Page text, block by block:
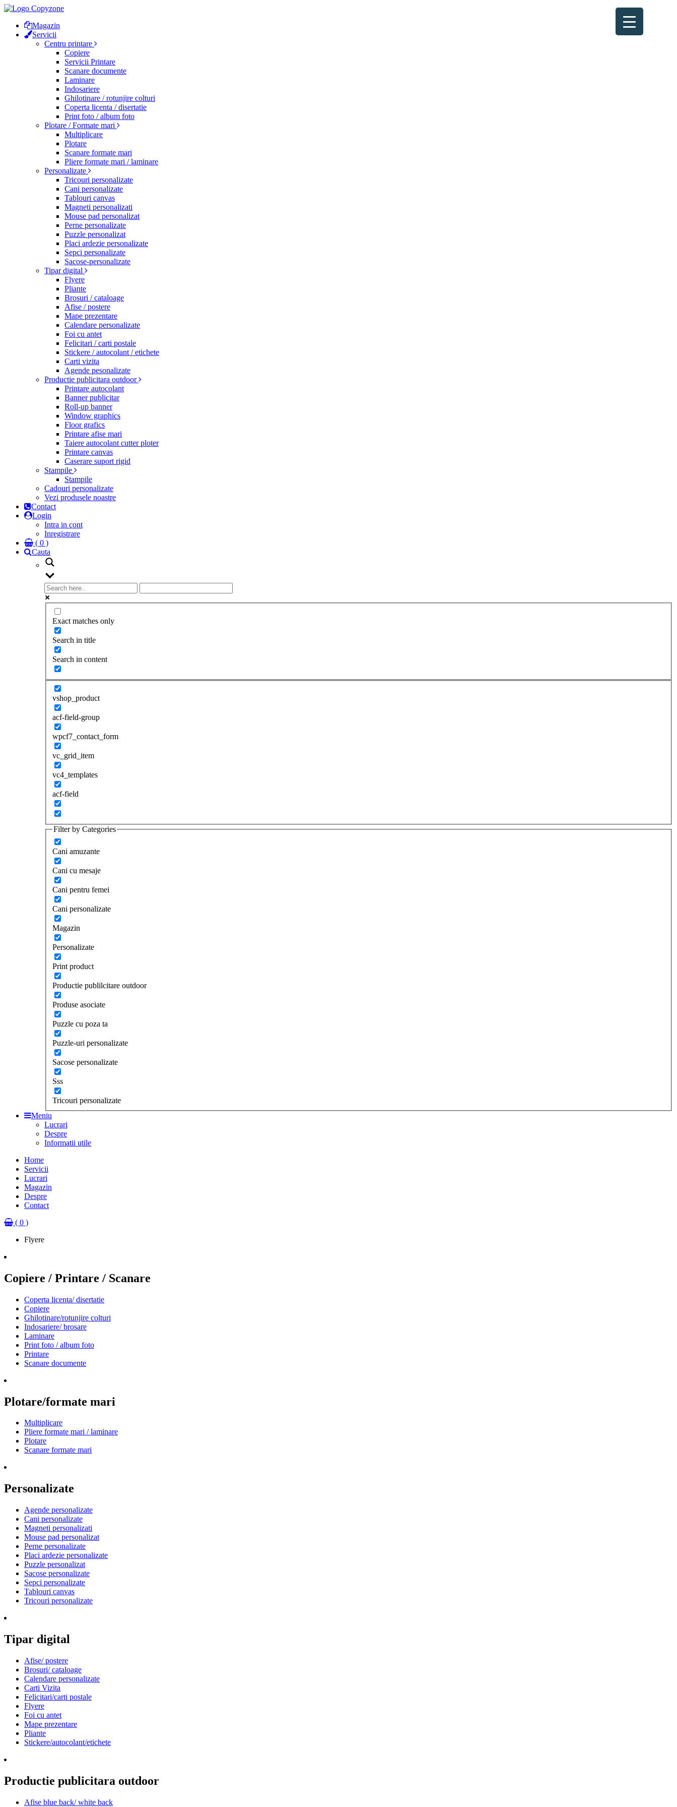
Magazin
Servicii
Centru printare
Copiere
Servicii Printare
Scanare documente
Laminare
Indosariere
Ghilotinare / rotunjire colturi
Coperta licenta / disertatie
Print foto / album foto
Plotare / Formate mari
Multiplicare
Plotare
Scanare formate mari
Pliere formate mari / laminare
Personalizate
Tricouri personalizate
Cani personalizate
Tablouri canvas
Magneti personalizati
Mouse pad personalizat
Perne personalizate
Puzzle personalizat
Placi ardezie personalizate
Sepci personalizate
Sacose-personalizate
Tipar digital
Flyere
Pliante
Brosuri / cataloage
Afise / postere
Mape prezentare
Calendare personalizate
Foi cu antet
Felicitari / carti postale
Stickere / autocolant / etichete
Carti vizita
Agende pesonalizate
Productie publicitara outdoor
Printare autocolant
Banner publicitar
Roll-up banner
Window graphics
Floor grafics
Printare afise mari
Taiere autocolant cutter ploter
Printare canvas
Caserare suport rigid
Stampile
Stampile
Cadouri personalizate
Vezi produsele noastre
Contact
Login
Intra in cont
Inregistrare
( 0 )
Cauta
Exact matches only
Search in title
Search in content
vshop_product
acf-field-group
wpcf7_contact_form
vc_grid_item
vc4_templates
acf-field
Filter by Categories
Cani amuzante
Cani cu mesaje
Cani pentru femei
Cani personalizate
Magazin
Personalizate
Print product
Productie publilcitare outdoor
Produse asociate
Puzzle cu poza ta
Puzzle-uri personalizate
Sacose personalizate
Sss
Tricouri personalizate
Meniu
Lucrari
Despre
Informatii utile
Home
Servicii
Lucrari
Magazin
Despre
Contact
( 0 )
Flyere
Copiere / Printare / Scanare
Coperta licenta/ disertatie
Copiere
Ghilotinare/rotunjire colturi
Indosariere/ brosare
Laminare
Print foto / album foto
Printare
Scanare documente
Plotare/formate mari
Multiplicare
Pliere formate mari / laminare
Plotare
Scanare formate mari
Personalizate
Agende personalizate
Cani personalizate
Magneti personalizati
Mouse pad personalizat
Perne personalizate
Placi ardezie personalizate
Puzzle personalizat
Sacose personalizate
Sepci personalizate
Tablouri canvas
Tricouri personalizate
Tipar digital
Afise/ postere
Brosuri/ cataloage
Calendare personalizate
Carti Vizita
Felicitari/carti postale
Flyere
Foi cu antet
Mape prezentare
Pliante
Stickere/autocolant/etichete
Productie publicitara outdoor
Afise blue back/ white back